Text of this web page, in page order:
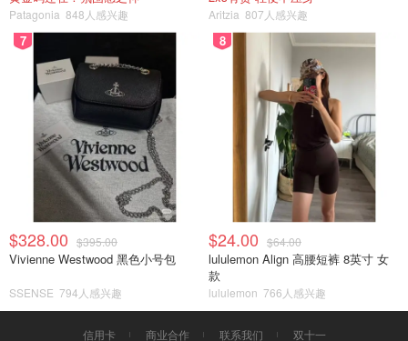
Patagonia 848人感兴趣 Aritzia 807人感兴趣
7
$328.00 $395.00
Vivienne Westwood 黑色小号包
SSENSE 794人感兴趣
8
$24.00 $64.00
lululemon Align 高腰短裤 8英寸 女
款
lululemon 766人感兴趣
信用卡 商业合作 联系我们 双十一